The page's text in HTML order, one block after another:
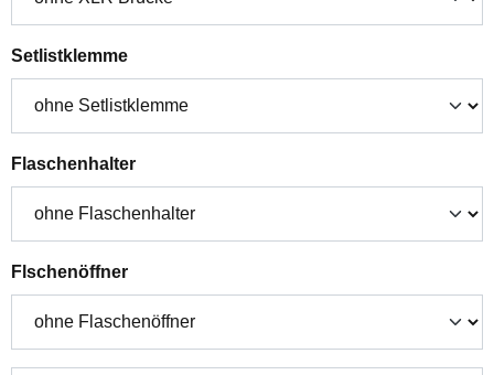
Setlistklemmeauswählen
Flaschenhalterauswählen
Flschenöffnerauswählen